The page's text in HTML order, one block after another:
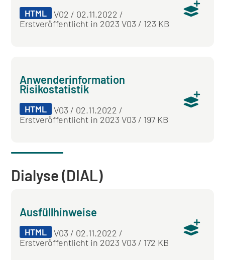
HTML
V02 / 02.11.2022 /
Erstveröffentlicht in 2023 V03 / 123 KB
Anwenderinformation
Risikostatistik
HTML
V03 / 02.11.2022 /
Erstveröffentlicht in 2023 V03 / 197 KB
Dialyse (DIAL)
Ausfüllhinweise
HTML
V03 / 02.11.2022 /
Erstveröffentlicht in 2023 V03 / 172 KB